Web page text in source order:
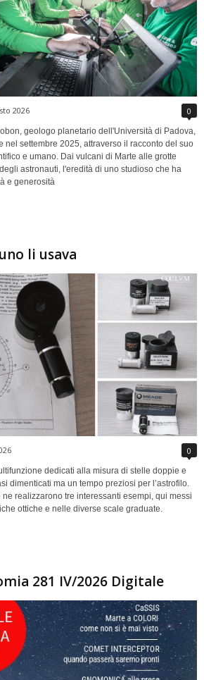
2026 0
geologo planetario dell'Università di Padova,
nel settembre 2025, attraverso il racconto del suo
e umano. Dai vulcani di Marte alle grotte
astronauti, l'eredità di uno studioso che ha
e generosità
li usava
0
dedicati alla misura di stelle doppie e
dimenticati ma un tempo preziosi per l’astrofilo.
ne realizzarono tre interessanti esempi, qui messi
ottiche e nelle diverse scale graduate.
281 IV/2026 Digitale